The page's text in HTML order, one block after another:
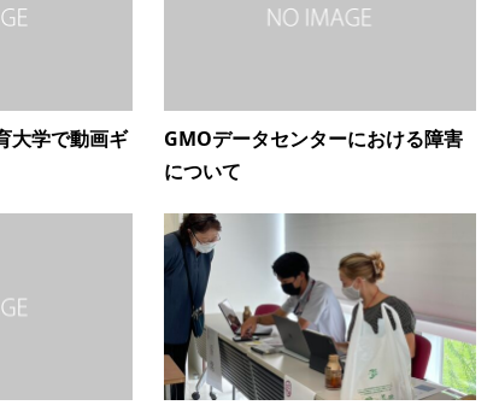
大学で動画ギ
GMOデータセンターにおける障害
について